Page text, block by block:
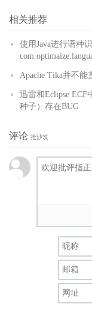
相关推荐
使用Java进行语种
Apache Tika并不能
迅雷和Eclipse ECF
种子）存在BUG
评论 抢沙发